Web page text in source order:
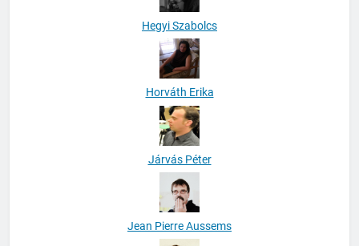
Hegyi Szabolcs
Horváth Erika
Járvás Péter
Jean Pierre Aussems